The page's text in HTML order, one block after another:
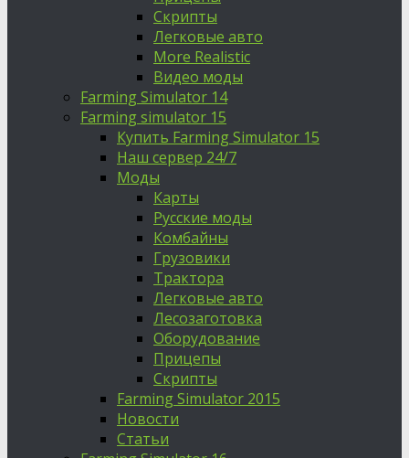
Скрипты
Легковые авто
More Realistic
Видео моды
Farming Simulator 14
Farming simulator 15
Купить Farming Simulator 15
Наш сервер 24/7
Моды
Карты
Русские моды
Комбайны
Грузовики
Трактора
Легковые авто
Лесозаготовка
Оборудование
Прицепы
Скрипты
Farming Simulator 2015
Новости
Статьи